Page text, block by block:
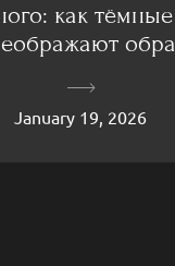
как
January 19, 2026